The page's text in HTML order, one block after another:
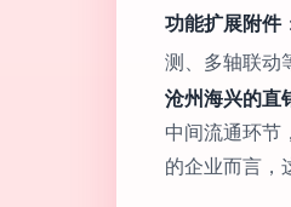
功能扩展附件
测、多轴联动
沧州海兴的直
中间流通环节
的企业而言，